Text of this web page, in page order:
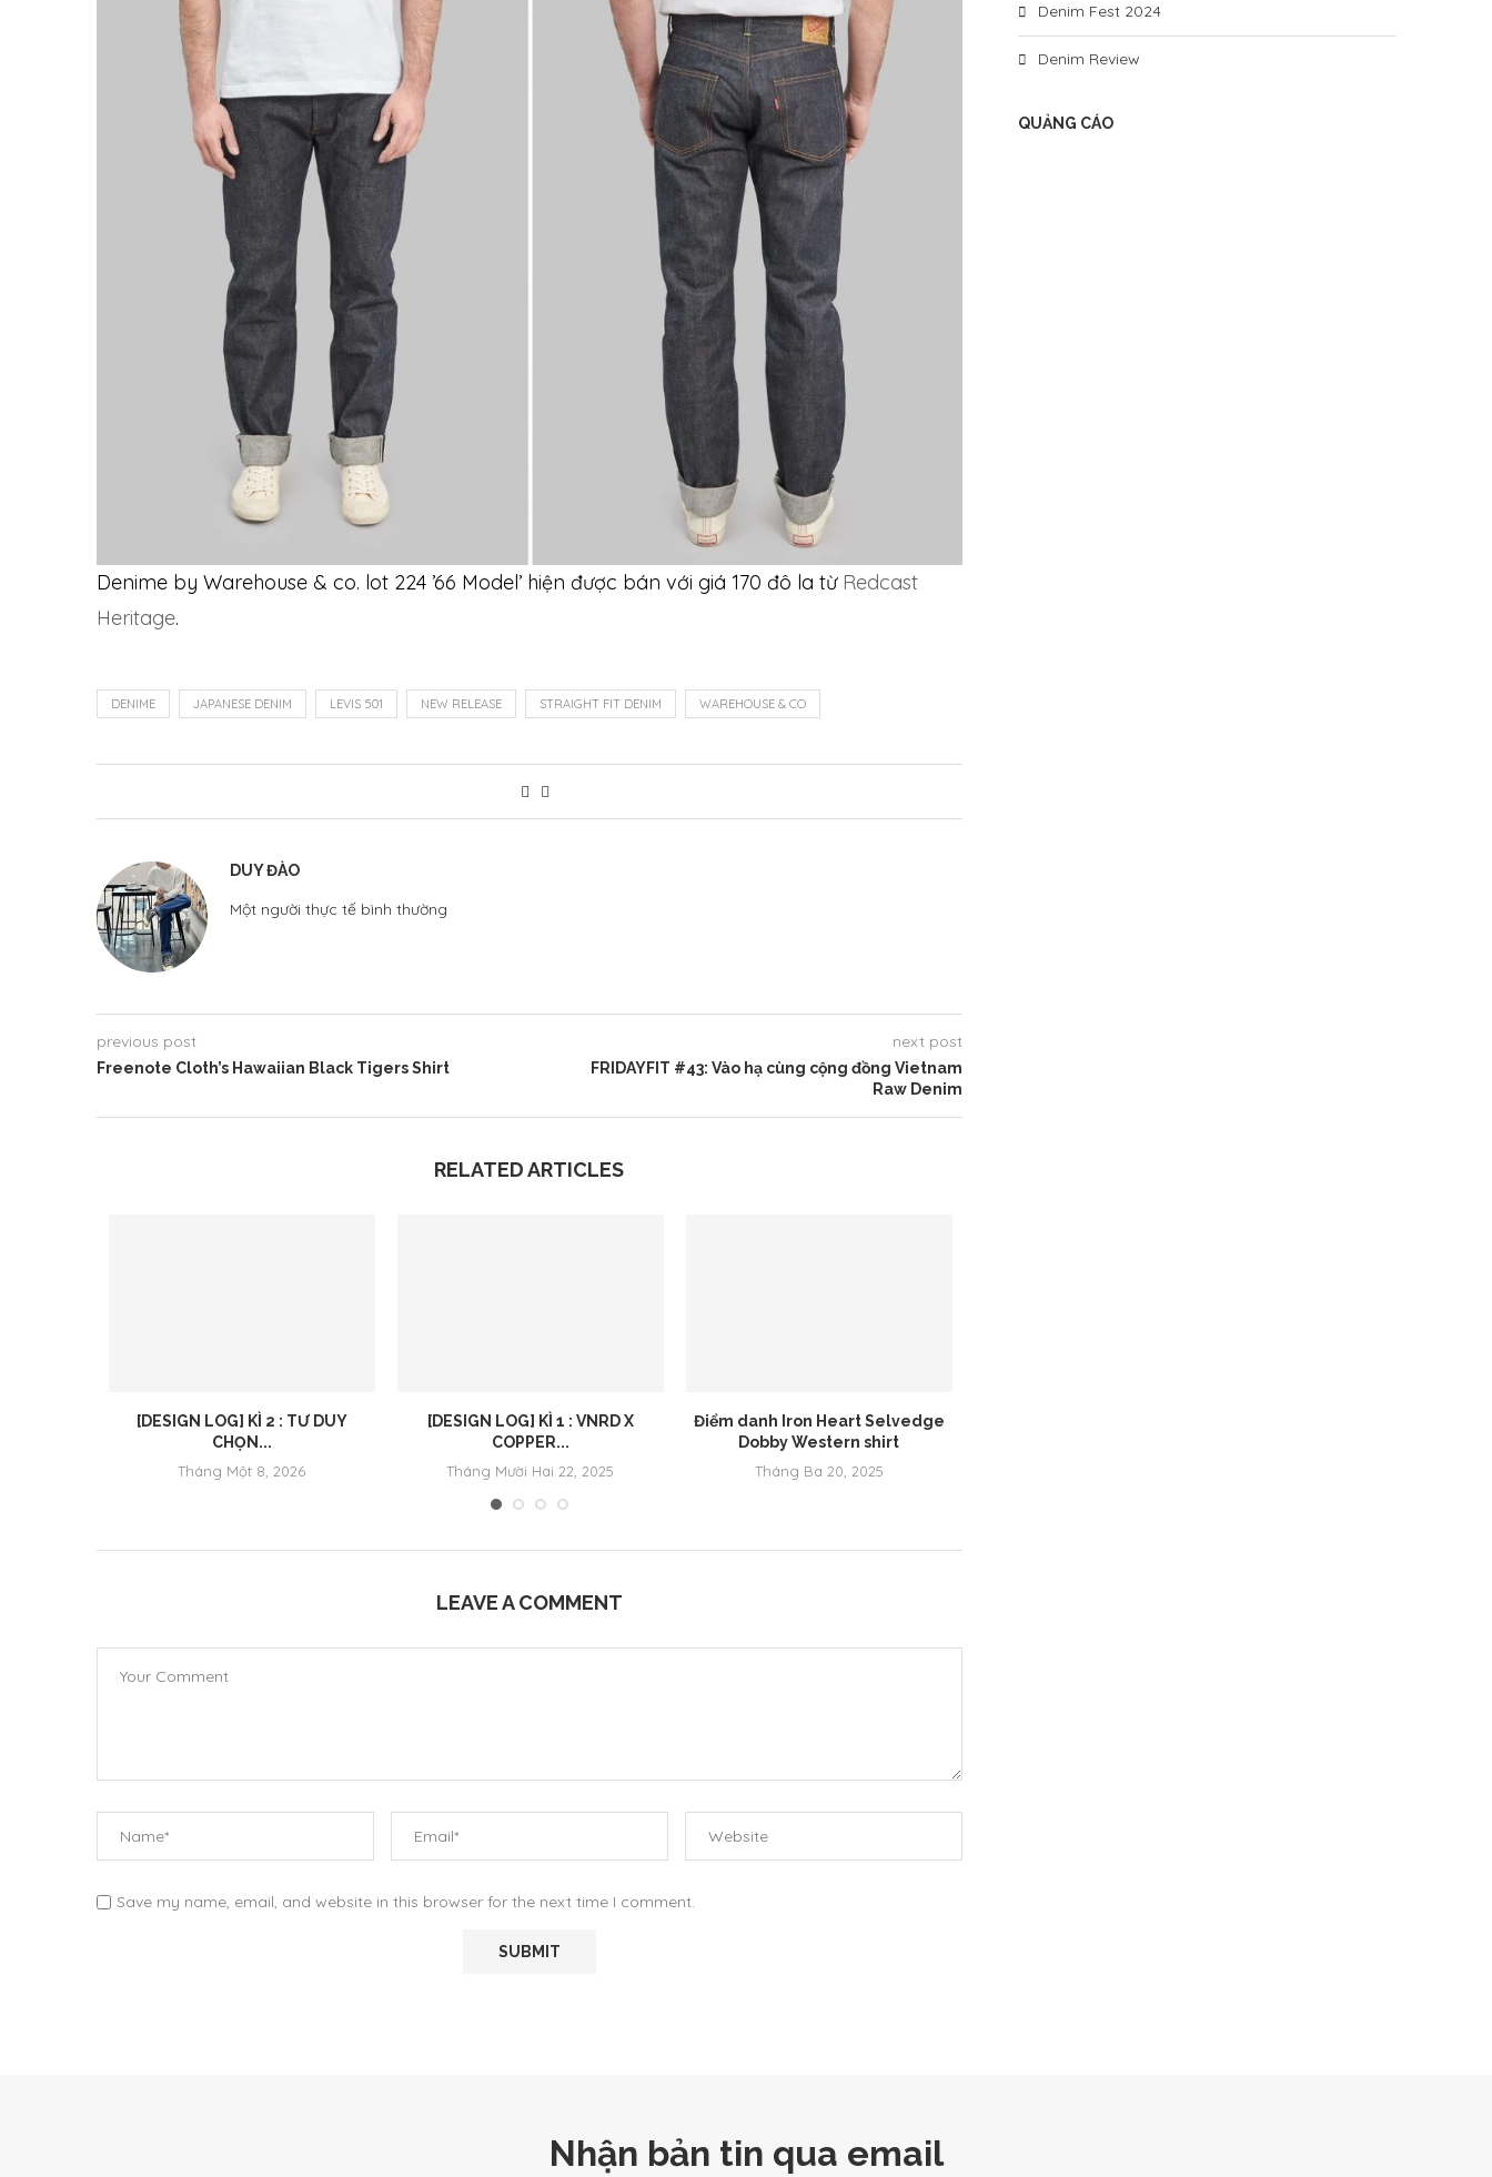
Denime by Warehouse & co. lot 224 ’66 Model’ hiện được bán với giá 170 đô la từ Redcast
Heritage.
DENIME JAPANESE DENIM LEVIS 501 NEW RELEASE STRAIGHT FIT DENIM WAREHOUSE & CO
DUY ĐÀO
Một người thực tế bình thường
previous post
Freenote Cloth’s Hawaiian Black Tigers Shirt
next post
FRIDAYFIT #43: Vào hạ cùng cộng đồng Vietnam
Raw Denim
RELATED ARTICLES
[DESIGN LOG] KÌ 2 : TƯ DUY
CHỌN...
Tháng Một 8, 2026
[DESIGN LOG] KÌ 1 : VNRD X
COPPER...
Tháng Mười Hai 22, 2025
Điểm danh Iron Heart Selvedge
Dobby Western shirt
Tháng Ba 20, 2025
LEAVE A COMMENT
Save my name, email, and website in this browser for the next time I comment.
Denim Fest 2024
Denim Review
QUẢNG CÁO
Nhận bản tin qua email